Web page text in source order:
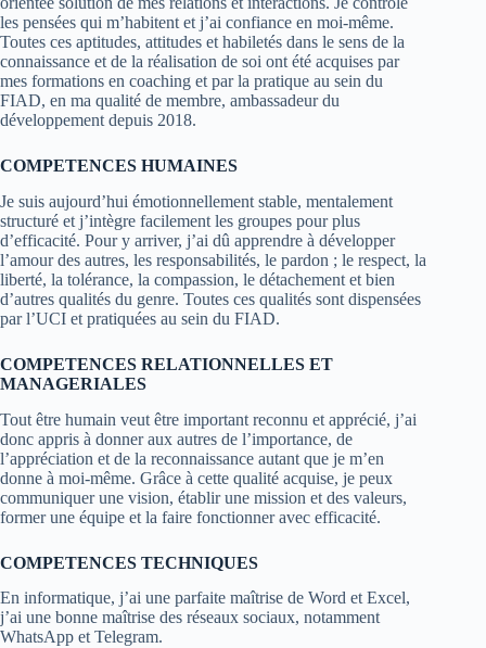
les pensées qui m’habitent et j’ai confiance en moi-même.
Toutes ces aptitudes, attitudes et habiletés dans le sens de la
connaissance et de la réalisation de soi ont été acquises par
mes formations en coaching et par la pratique au sein du
FIAD, en ma qualité de membre, ambassadeur du
développement depuis 2018.
COMPETENCES HUMAINES
Je suis aujourd’hui émotionnellement stable, mentalement
structuré et j’intègre facilement les groupes pour plus
d’efficacité. Pour y arriver, j’ai dû apprendre à développer
l’amour des autres, les responsabilités, le pardon ; le respect, la
liberté, la tolérance, la compassion, le détachement et bien
d’autres qualités du genre. Toutes ces qualités sont dispensées
par l’UCI et pratiquées au sein du FIAD.
COMPETENCES RELATIONNELLES ET
MANAGERIALES
Tout être humain veut être important reconnu et apprécié, j’ai
donc appris à donner aux autres de l’importance, de
l’appréciation et de la reconnaissance autant que je m’en
donne à moi-même. Grâce à cette qualité acquise, je peux
communiquer une vision, établir une mission et des valeurs,
former une équipe et la faire fonctionner avec efficacité.
COMPETENCES TECHNIQUES
En informatique, j’ai une parfaite maîtrise de Word et Excel,
j’ai une bonne maîtrise des réseaux sociaux, notamment
WhatsApp et Telegram.